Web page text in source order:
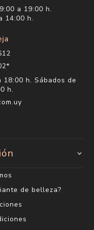
a 19:00 h.
14:00 h.
h. Sábados de
h.
de belleza?